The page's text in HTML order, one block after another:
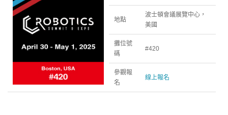
地點
波士頓會議展覽中心，
美國
攤位號
碼
#420
參觀報
名
線上報名